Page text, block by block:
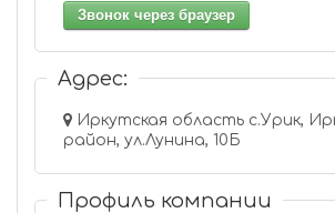
Звонок через браузер
Адрес:
Иркутская область с.Урик,
район, ул.Лунина, 10Б
Профиль компании